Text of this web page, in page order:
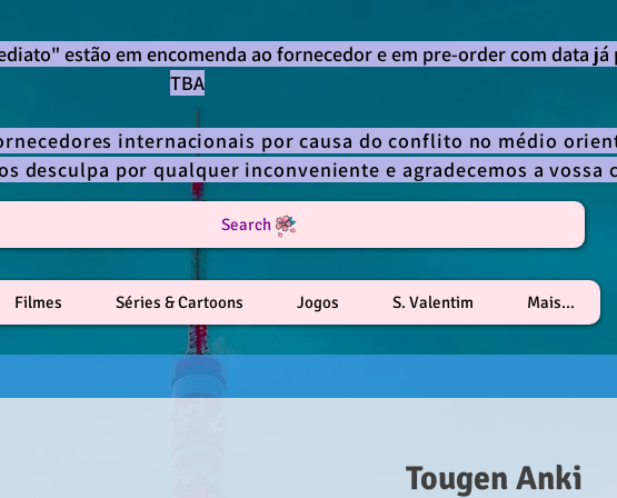
estão em encomenda ao fornecedor e em pre-order com data já
TBA
internacionais por causa do conflito no médio
desculpa por qualquer inconveniente e agradecemos a vossa
Search
Filmes Séries & Cartoons Jogos S. Valentim Mais...
Tougen Anki